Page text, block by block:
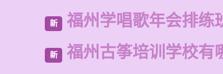
新 福州学唱歌年会排练
新 福州古筝培训学校有